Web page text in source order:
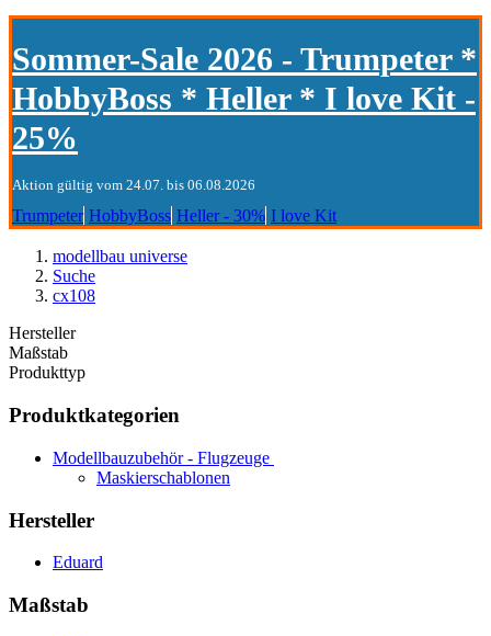
Sommer-Sale 2026 - Trumpeter *
HobbyBoss * Heller * I love Kit -
25%
Aktion gültig vom 24.07. bis 06.08.2026
Trumpeter HobbyBoss Heller - 30% I love Kit
modellbau universe
Suche
cx108
Hersteller
Maßstab
Produkttyp
Produktkategorien
Modellbauzubehör - Flugzeuge
Maskierschablonen
Hersteller
Eduard
Maßstab